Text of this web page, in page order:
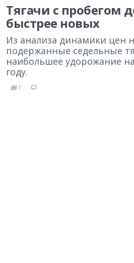
Тягачи с пробегом
быстрее новых
Из анализа динамики цен
подержанные седельные
наибольшее удорожание
году.
1